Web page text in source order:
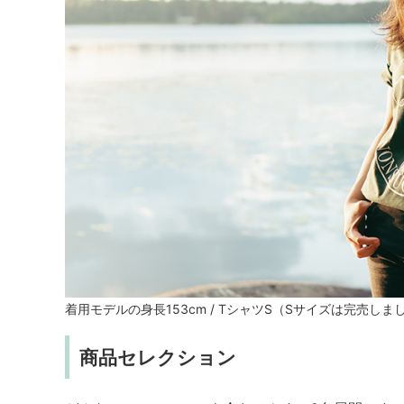
着用モデルの身長153cm / TシャツS（Sサイズは完売しま
商品セレクション